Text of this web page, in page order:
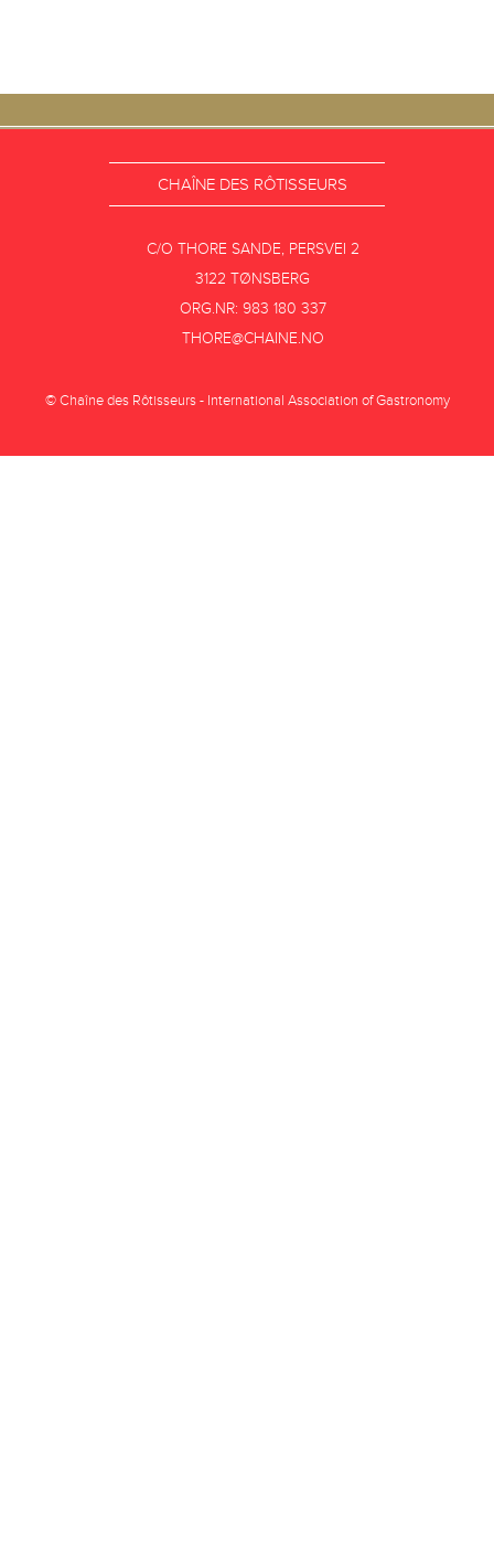
CHAÎNE DES RÔTISSEURS
C/O THORE SANDE, PERSVEI 2
3122 TØNSBERG
ORG.NR: 983 180 337
THORE@CHAINE.NO
© Chaîne des Rôtisseurs - International Association of Gastronomy